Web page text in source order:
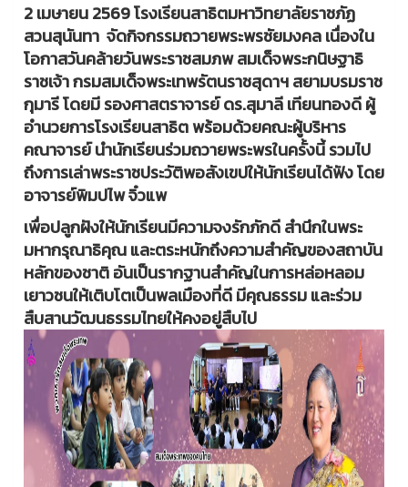
2 เมษายน 2569 โรงเรียนสาธิตมหาวิทยาลัยราชภัฏ
สวนสุนันทา จัดกิจกรรมถวายพระพรชัยมงคล เนื่องใน
โอกาสวันคล้ายวันพระราชสมภพ สมเด็จพระกนิษฐาธิ
ราชเจ้า กรมสมเด็จพระเทพรัตนราชสุดาฯ สยามบรมราช
กุมารี โดยมี รองศาสตราจารย์ ดร.สุมาลี เทียนทองดี ผู้
อำนวยการโรงเรียนสาธิต พร้อมด้วยคณะผู้บริหาร
คณาจารย์ นำนักเรียนร่วมถวายพระพรในครั้งนี้ รวมไป
ถึงการเล่าพระราชประวัติพอสังเขปให้นักเรียนได้ฟัง โดย
อาจารย์พิมปไพ จิ๋วแพ
เพื่อปลูกฝังให้นักเรียนมีความจงรักภักดี สำนึกในพระ
มหากรุณาธิคุณ และตระหนักถึงความสำคัญของสถาบัน
หลักของชาติ อันเป็นรากฐานสำคัญในการหล่อหลอม
เยาวชนให้เติบโตเป็นพลเมืองที่ดี มีคุณธรรม และร่วม
สืบสานวัฒนธรรมไทยให้คงอยู่สืบไป